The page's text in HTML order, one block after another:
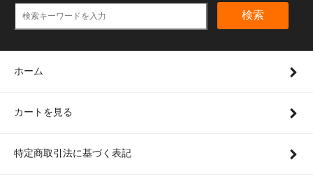
検索
ホーム
カートを見る
特定商取引法に基づく表記